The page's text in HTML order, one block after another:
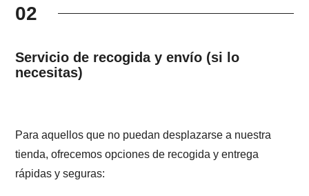
02
Servicio de recogida y envío (si lo
necesitas)
Para aquellos que no puedan desplazarse a nuestra
tienda, ofrecemos opciones de recogida y entrega
rápidas y seguras: